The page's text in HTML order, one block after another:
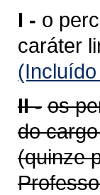
I - o
caráter
II - os
do
(quinze